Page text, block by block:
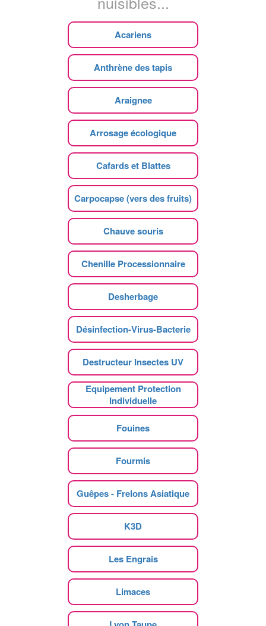
Acariens
Anthrène des tapis
Araignee
Arrosage écologique
Cafards et Blattes
Carpocapse (vers des fruits)
Chauve souris
Chenille Processionnaire
Desherbage
Désinfection-Virus-Bacterie
Destructeur Insectes UV
Equipement Protection
Individuelle
Fouines
Fourmis
Guêpes - Frelons Asiatique
K3D
Les Engrais
Limaces